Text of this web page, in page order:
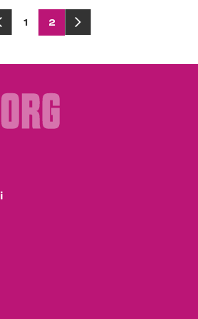
1 2